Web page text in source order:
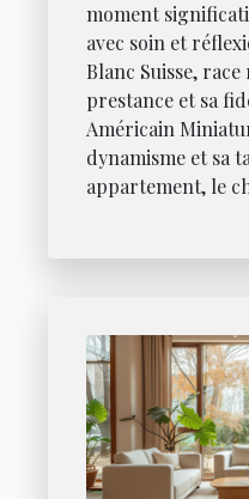
moment
avec soin et
Blanc Suisse,
prestance et sa
Américain
dynamisme et sa
appartement, le